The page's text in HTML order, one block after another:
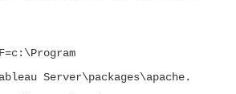
Server\packages\apache.